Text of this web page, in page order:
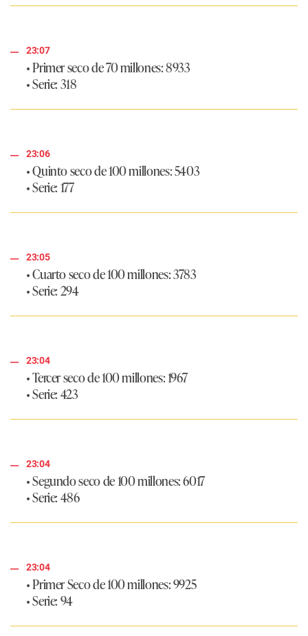
23:07
• Primer seco de 70 millones: 8933
• Serie: 318
23:06
• Quinto seco de 100 millones: 5403
• Serie: 177
23:05
• Cuarto seco de 100 millones: 3783
• Serie: 294
23:04
• Tercer seco de 100 millones: 1967
• Serie: 423
23:04
• Segundo seco de 100 millones: 6017
• Serie: 486
23:04
• Primer Seco de 100 millones: 9925
• Serie: 94